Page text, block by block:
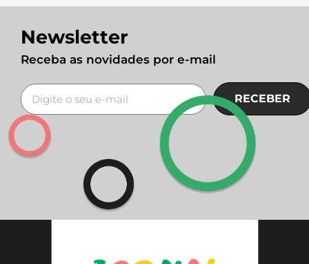
Newsletter
Receba as novidades por e-mail
RECEBER